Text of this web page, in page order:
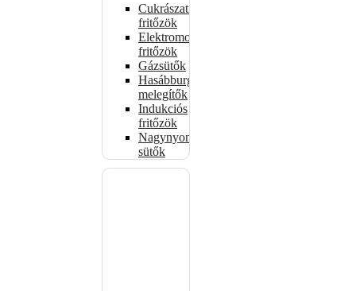
Cukrászati
fritőzök
Elektromos
fritőzök
Gázsütők
Hasábburgonya
melegítők
Indukciós
fritőzök
Nagynyomású
sütők